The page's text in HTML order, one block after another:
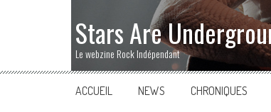
Stars Are
Le webzine Rock Indépendant
ACCUEIL NEWS CHRONIQUES